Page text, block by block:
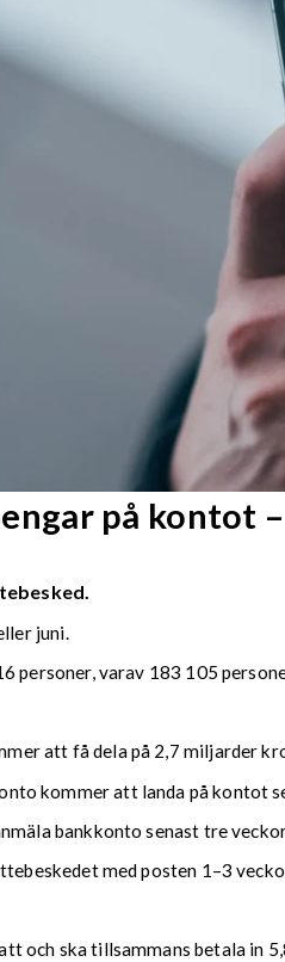
på kontot
juni.
personer, varav 183 105
att få dela på 2,7 miljarder
kommer att landa på kontot
bankkonto senast tre
med posten 1–3
och ska tillsammans betala in